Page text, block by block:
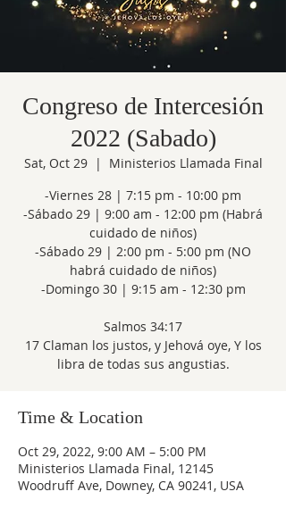
Congreso de Intercesión
2022 (Sabado)
Sat, Oct 29
  |
Ministerios Llamada Final
-Viernes 28 | 7:15 pm - 10:00 pm
-Sábado 29 | 9:00 am - 12:00 pm (Habrá
cuidado de niños)
-Sábado 29 | 2:00 pm - 5:00 pm (NO
habrá cuidado de niños)
-Domingo 30 | 9:15 am - 12:30 pm
Salmos 34:17
17 Claman los justos, y Jehová oye, Y los
libra de todas sus angustias.
Time & Location
Oct 29, 2022, 9:00 AM – 5:00 PM
Ministerios Llamada Final, 12145
Woodruff Ave, Downey, CA 90241, USA